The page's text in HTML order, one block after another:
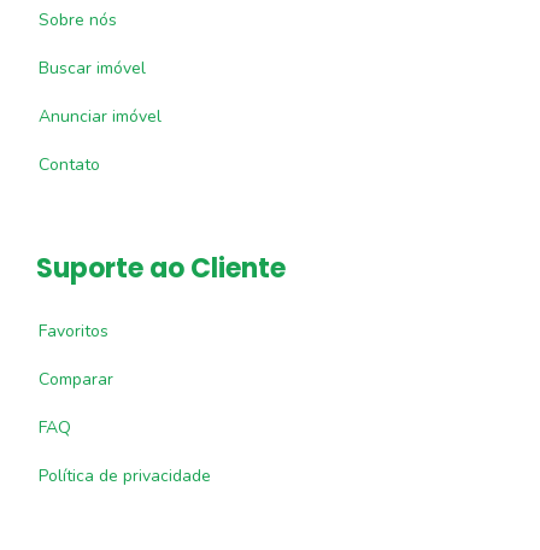
Sobre nós
Buscar imóvel
Anunciar imóvel
Contato
Suporte ao Cliente
Favoritos
Comparar
FAQ
Política de privacidade